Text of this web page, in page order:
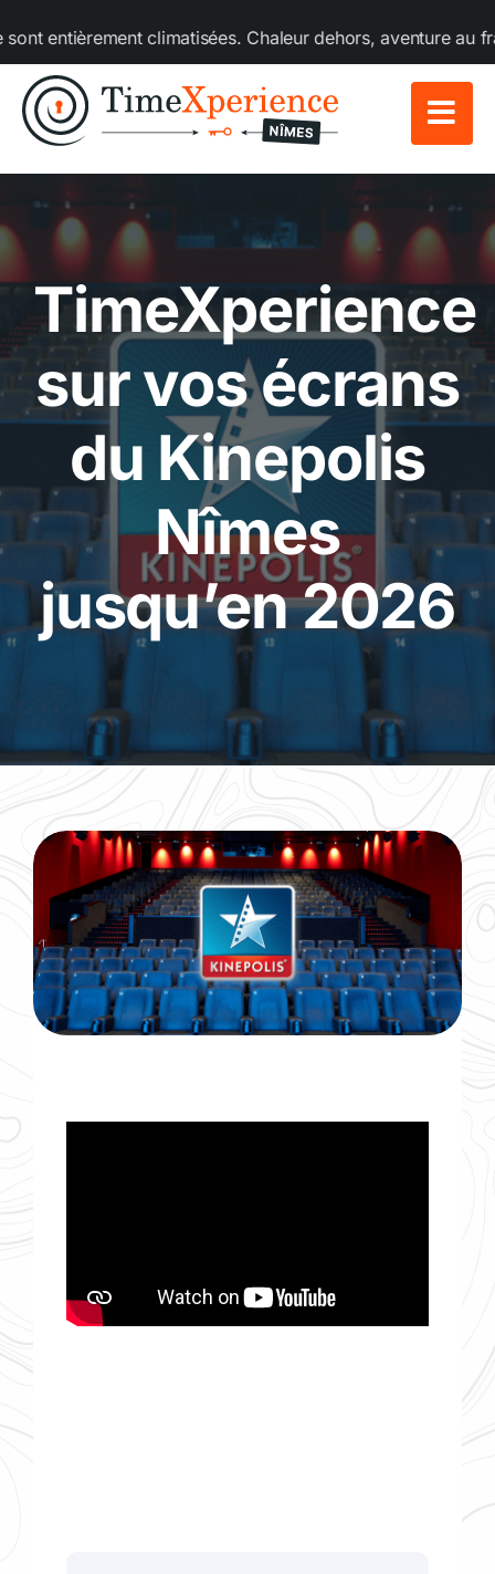
au
contenu
climatisées. Chaleur dehors, aventure au frais
TimeXperience
sur vos écrans
du Kinepolis
Nîmes
jusqu’en 2026